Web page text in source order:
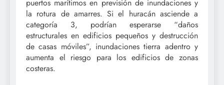
puertos marítimos en previsión de inundaciones y
la rotura de amarres. Si el huracán asciende a
categoría 3, podrían esperarse “daños
estructurales en edificios pequeños y destrucción
de casas móviles”, inundaciones tierra adentro y
aumenta el riesgo para los edificios de zonas
costeras.